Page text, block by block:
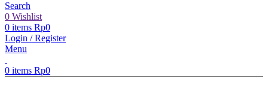
Search
0 Wishlist
0 items Rp0
Login / Register
Menu
0 items Rp0